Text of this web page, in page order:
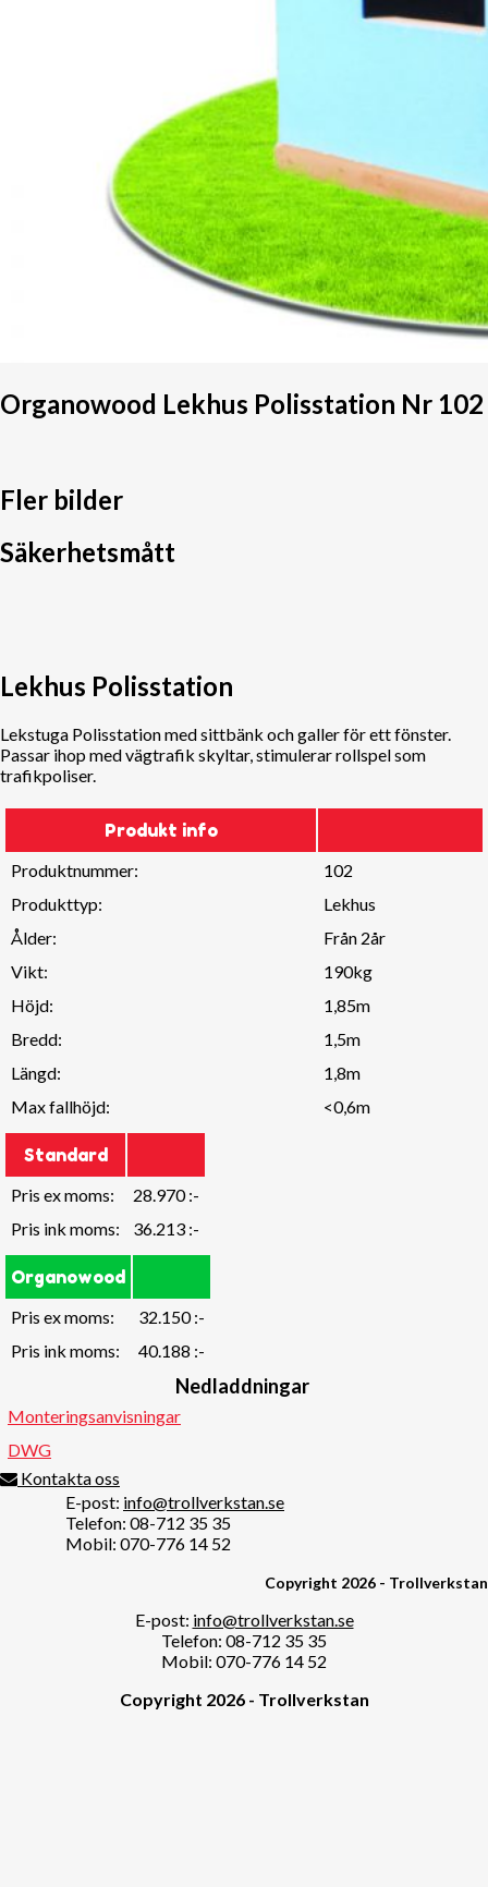
Organowood Lekhus Polisstation Nr 102
Fler bilder
Säkerhetsmått
Lekhus Polisstation
Lekstuga Polisstation med sittbänk och galler för ett fönster.
Passar ihop med vägtrafik skyltar, stimulerar rollspel som
trafikpoliser.
Produkt info
Produktnummer:
102
Produkttyp:
Lekhus
Ålder:
Från 2år
Vikt:
190kg
Höjd:
1,85m
Bredd:
1,5m
Längd:
1,8m
Max fallhöjd:
<0,6m
Standard
Pris ex moms:
28.970 :-
Pris ink moms:
36.213 :-
Organowood
Pris ex moms:
32.150 :-
Pris ink moms:
40.188 :-
Nedladdningar
Monteringsanvisningar
DWG
Kontakta oss
E-post: info@trollverkstan.se
Telefon: 08-712 35 35
Mobil: 070-776 14 52
Copyright 2026 - Trollverkstan
E-post: info@trollverkstan.se
Telefon: 08-712 35 35
Mobil: 070-776 14 52
Copyright 2026 - Trollverkstan